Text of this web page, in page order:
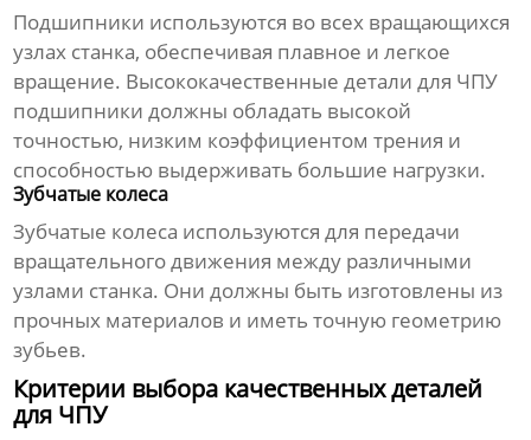
Подшипники используются во всех вращающихся
узлах станка, обеспечивая плавное и легкое
вращение. Высококачественные детали для ЧПУ
подшипники должны обладать высокой
точностью, низким коэффициентом трения и
способностью выдерживать большие нагрузки.
Зубчатые колеса
Зубчатые колеса используются для передачи
вращательного движения между различными
узлами станка. Они должны быть изготовлены из
прочных материалов и иметь точную геометрию
зубьев.
Критерии выбора качественных деталей
для ЧПУ